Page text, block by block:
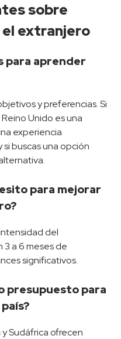
sobre
extranjero
para aprender
y preferencias. Si
Unido es una
experiencia
buscas una opción
para mejorar
del
a 6 meses de
significativos.
presupuesto para
Sudáfrica ofrecen